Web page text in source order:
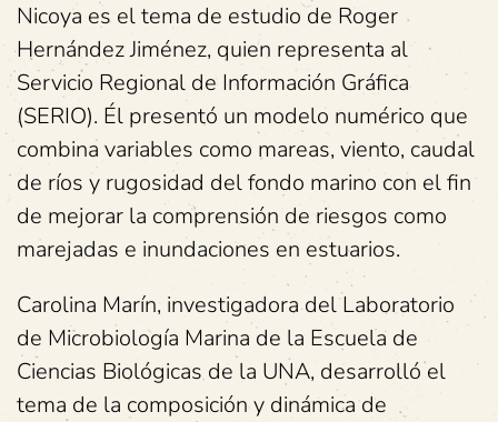
Nicoya es el tema de estudio de Roger
Hernández Jiménez, quien representa al
Servicio Regional de Información Gráfica
(SERIO). Él presentó un modelo numérico que
combina variables como mareas, viento, caudal
de ríos y rugosidad del fondo marino con el fin
de mejorar la comprensión de riesgos como
marejadas e inundaciones en estuarios.
Carolina Marín, investigadora del Laboratorio
de Microbiología Marina de la Escuela de
Ciencias Biológicas de la UNA, desarrolló el
tema de la composición y dinámica de